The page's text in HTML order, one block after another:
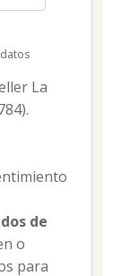
La
de
o
para